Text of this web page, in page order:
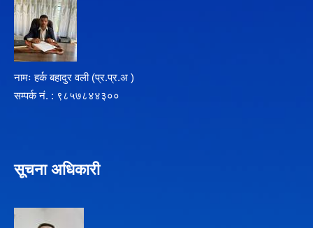
नामः हर्क बहादुर वली (प्र‍.प्र.अ )
सम्पर्क न‌ं. : ९८५७८४४३००
सूचना अधिकारी